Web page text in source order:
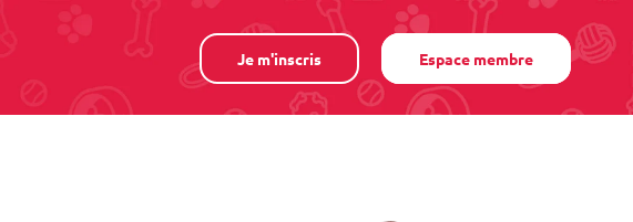
Je m'inscris Espace membre